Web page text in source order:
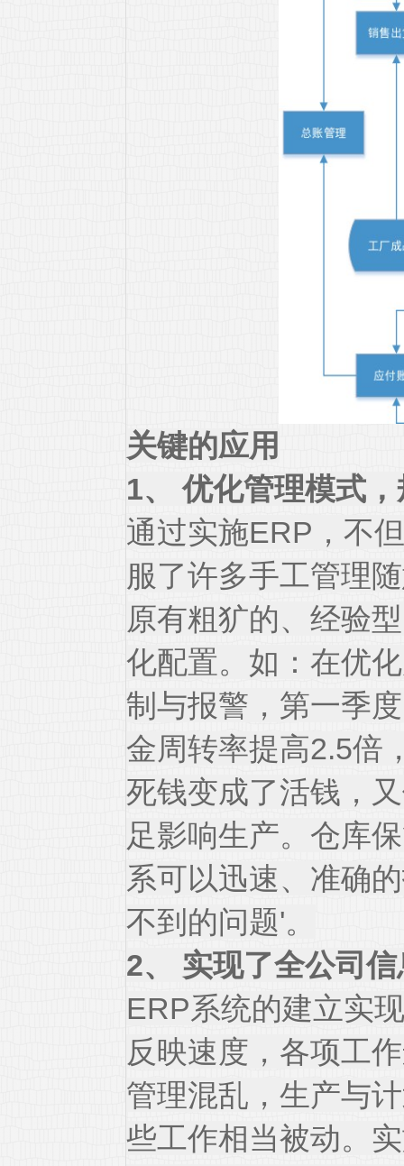
关键的应用
1、 优化管理模式
通过实施ERP，不
服了许多手工管理
原有粗犷的、经验
化配置。如：在优
制与报警，第一季
金周转率提高2.5倍
死钱变成了活钱，
足影响生产。仓库
系可以迅速、准确
不到的问题'。
2、 实现了全公司
ERP系统的建立实
反映速度，各项工
管理混乱，生产与
些工作相当被动。